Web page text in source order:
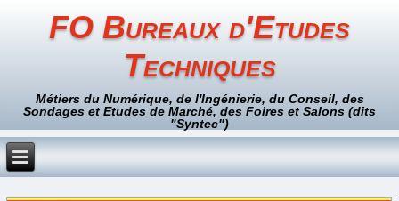
FO Bureaux d'Etudes
Techniques
Métiers du Numérique, de l'Ingénierie, du Conseil, des
Sondages et Etudes de Marché, des Foires et Salons (dits
"Syntec")